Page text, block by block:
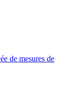
de mesures de